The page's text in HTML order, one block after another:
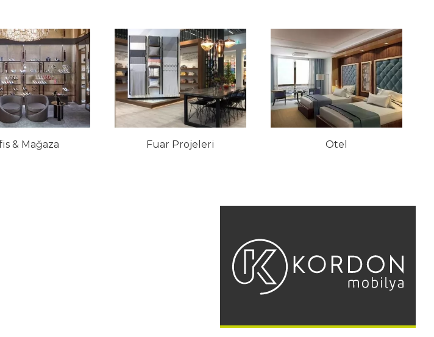
& Mağaza Fuar Projeleri Otel